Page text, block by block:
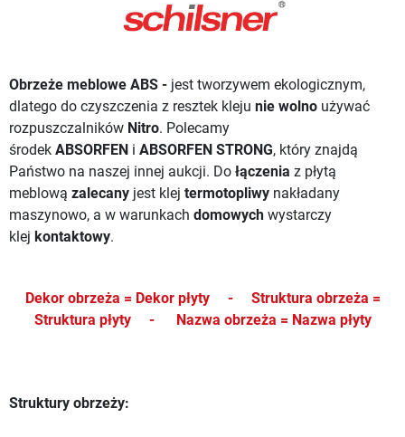
Obrzeże meblowe ABS - jest tworzywem ekologicznym,
dlatego do czyszczenia z resztek kleju nie wolno używać
rozpuszczalników Nitro. Polecamy
środek ABSORFEN i ABSORFEN STRONG, który znajdą
Państwo na naszej innej aukcji. Do łączenia z płytą
meblową zalecany jest klej termotopliwy nakładany
maszynowo, a w warunkach domowych wystarczy
klej kontaktowy.
Dekor obrzeża = Dekor płyty - Struktura obrzeża =
Struktura płyty - Nazwa obrzeża = Nazwa płyty
Struktury obrzeży: